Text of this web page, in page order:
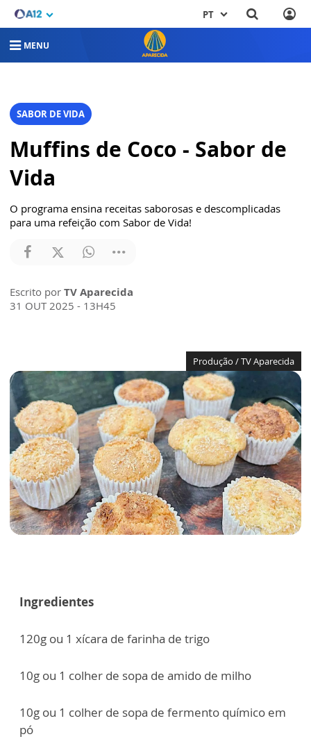
PT
MENU
SABOR DE VIDA
Muffins de Coco - Sabor de
Vida
O programa ensina receitas saborosas e descomplicadas
para uma refeição com Sabor de Vida!
Escrito por TV Aparecida
31 OUT 2025 - 13H45
Produção / TV Aparecida
Ingredientes
120g ou 1 xícara de farinha de trigo
10g ou 1 colher de sopa de amido de milho
10g ou 1 colher de sopa de fermento químico em
pó